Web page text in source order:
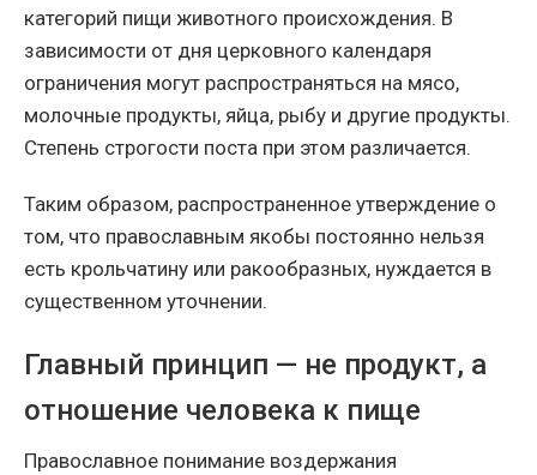
категорий пищи животного происхождения. В
зависимости от дня церковного календаря
ограничения могут распространяться на мясо,
молочные продукты, яйца, рыбу и другие продукты.
Степень строгости поста при этом различается.
Таким образом, распространенное утверждение о
том, что православным якобы постоянно нельзя
есть крольчатину или ракообразных, нуждается в
существенном уточнении.
Главный принцип — не продукт, а
отношение человека к пище
Православное понимание воздержания